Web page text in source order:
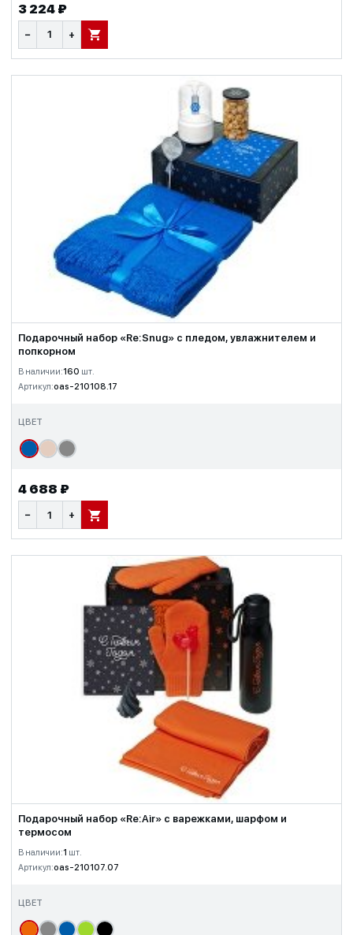
3 224 ₽
− + В КОРЗИНУ
Подарочный набор «Re:Snug» с пледом, увлажнителем и
попкорном
В наличии:160 шт.
Артикул:oas-210108.17
ЦВЕТ
4 688 ₽
− + В КОРЗИНУ
Подарочный набор «Re:Air» с варежками, шарфом и
термосом
В наличии:1 шт.
Артикул:oas-210107.07
ЦВЕТ